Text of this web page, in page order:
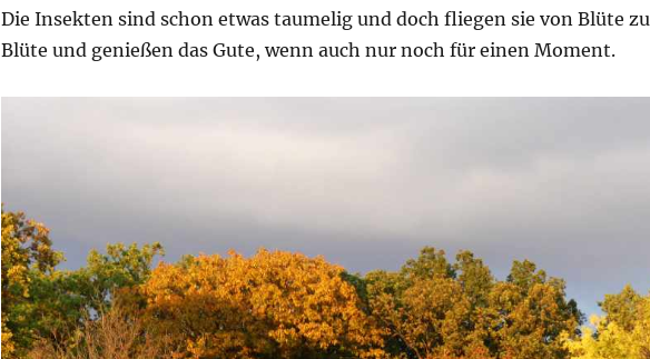
Die Insekten sind schon etwas taumelig und doch fliegen sie von Blüte zu
Blüte und genießen das Gute, wenn auch nur noch für einen Moment.